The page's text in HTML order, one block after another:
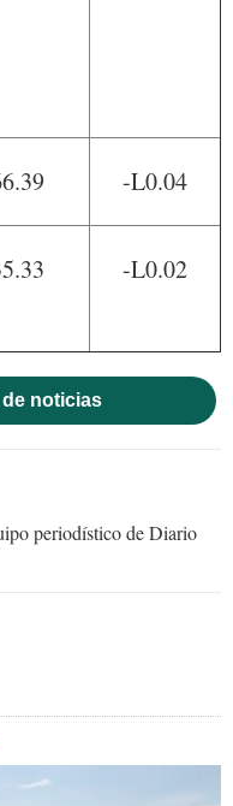
-L0.04
-L0.02
noticias
periodístico de Diario